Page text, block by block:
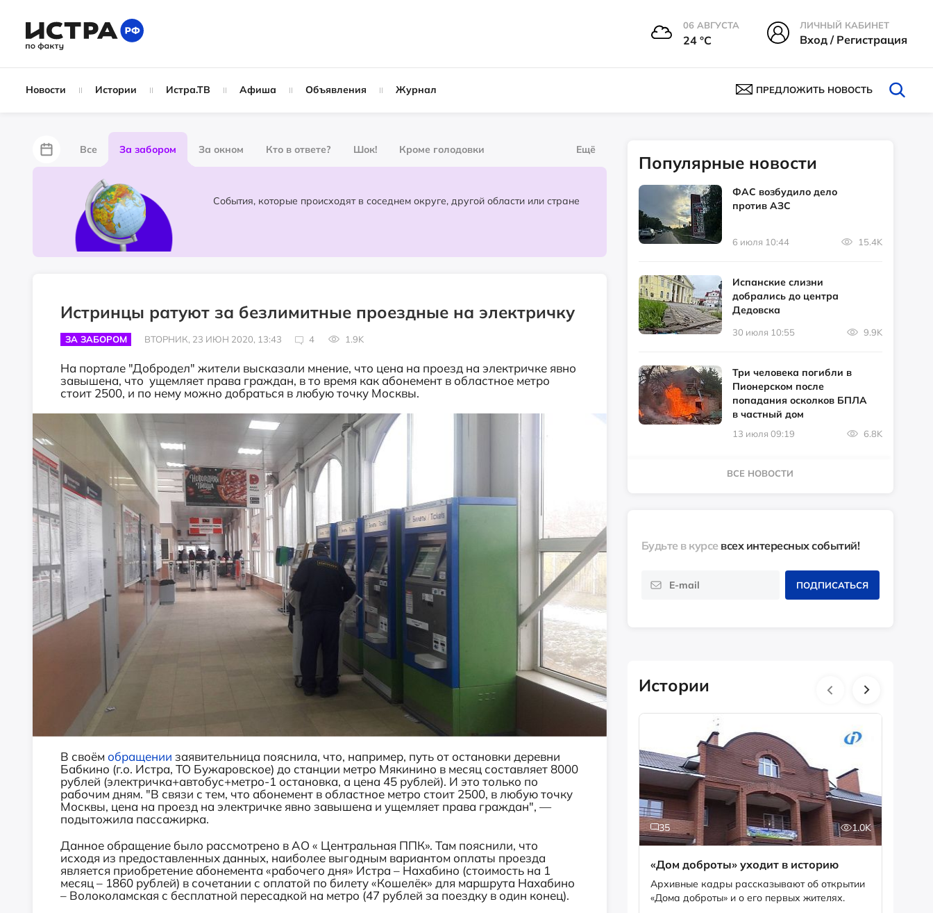
06 АВГУСТА
24 °С
ЛИЧНЫЙ КАБИНЕТ
Вход / Регистрация
Новости Истории Истра.ТВ Афиша Объявления Журнал ПРЕДЛОЖИТЬ НОВОСТЬ
Все За забором За окном Кто в ответе? Шок! Кроме голодовки
Лайфхаки
Народные новости
Ещё
События, которые происходят в соседнем округе, другой области или стране
Истринцы ратуют за безлимитные проездные на электричку
ЗА ЗАБОРОМ ВТОРНИК, 23 ИЮН 2020, 13:43 4 1.9K
На портале "Добродел" жители высказали мнение, что цена на проезд на электричке явно
завышена, что ущемляет права граждан, в то время как абонемент в областное метро
стоит 2500, и по нему можно добраться в любую точку Москвы.
В своём обращении заявительница пояснила, что, например, путь от остановки деревни
Бабкино (г.о. Истра, ТО Бужаровское) до станции метро Мякинино в месяц составляет 8000
рублей (электричка+автобус+метро-1 остановка, а цена 45 рублей). И это только по
рабочим дням. "В связи с тем, что абонемент в областное метро стоит 2500, в любую точку
Москвы, цена на проезд на электричке явно завышена и ущемляет права граждан", —
подытожила пассажирка.
Данное обращение было рассмотрено в АО « Центральная ППК». Там пояснили, что
исходя из предоставленных данных, наиболее выгодным вариантом оплаты проезда
является приобретение абонемента «рабочего дня» Истра – Нахабино (стоимость на 1
месяц – 1860 рублей) в сочетании с оплатой по билету «Кошелёк» для маршрута Нахабино
– Волоколамская с бесплатной пересадкой на метро (47 рублей за поездку в один конец).
Популярные новости
ФАС возбудило дело
против АЗС
6 июля 10:44 15.4K
Испанские слизни
добрались до центра
Дедовска
30 июля 10:55 9.9K
Три человека погибли в
Пионерском после
попадания осколков БПЛА
в частный дом
13 июля 09:19 6.8K
ВСЕ НОВОСТИ
Будьте в курсе всех интересных событий!
ПОДПИСАТЬСЯ
Истории
35 1.0K
«Дом доброты» уходит в историю
Архивные кадры рассказывают об открытии
«Дома доброты» и о его первых жителях.